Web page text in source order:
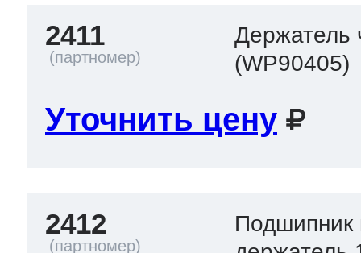
2411
Держатель
(WP90405)
Уточнить цену
2412
Подшипник